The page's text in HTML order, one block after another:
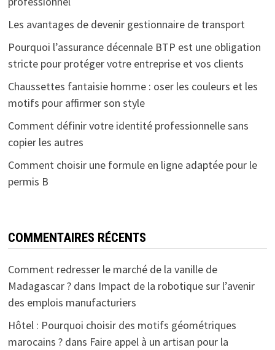
Les avantages de devenir gestionnaire de transport
Pourquoi l’assurance décennale BTP est une obligation
stricte pour protéger votre entreprise et vos clients
Chaussettes fantaisie homme : oser les couleurs et les
motifs pour affirmer son style
Comment définir votre identité professionnelle sans
copier les autres
Comment choisir une formule en ligne adaptée pour le
permis B
COMMENTAIRES RÉCENTS
Comment redresser le marché de la vanille de
Madagascar ?dans Impact de la robotique sur l’avenir
des emplois manufacturiers
Hôtel : Pourquoi choisir des motifs géométriques
marocains ?dans Faire appel à un artisan pour la